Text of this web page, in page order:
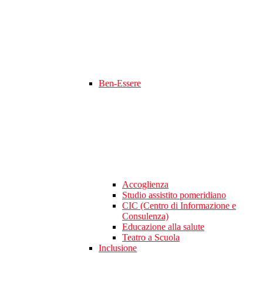
Ben-Essere
Accoglienza
Studio assistito pomeridiano
CIC (Centro di Informazione e
Consulenza)
Educazione alla salute
Teatro a Scuola
Inclusione